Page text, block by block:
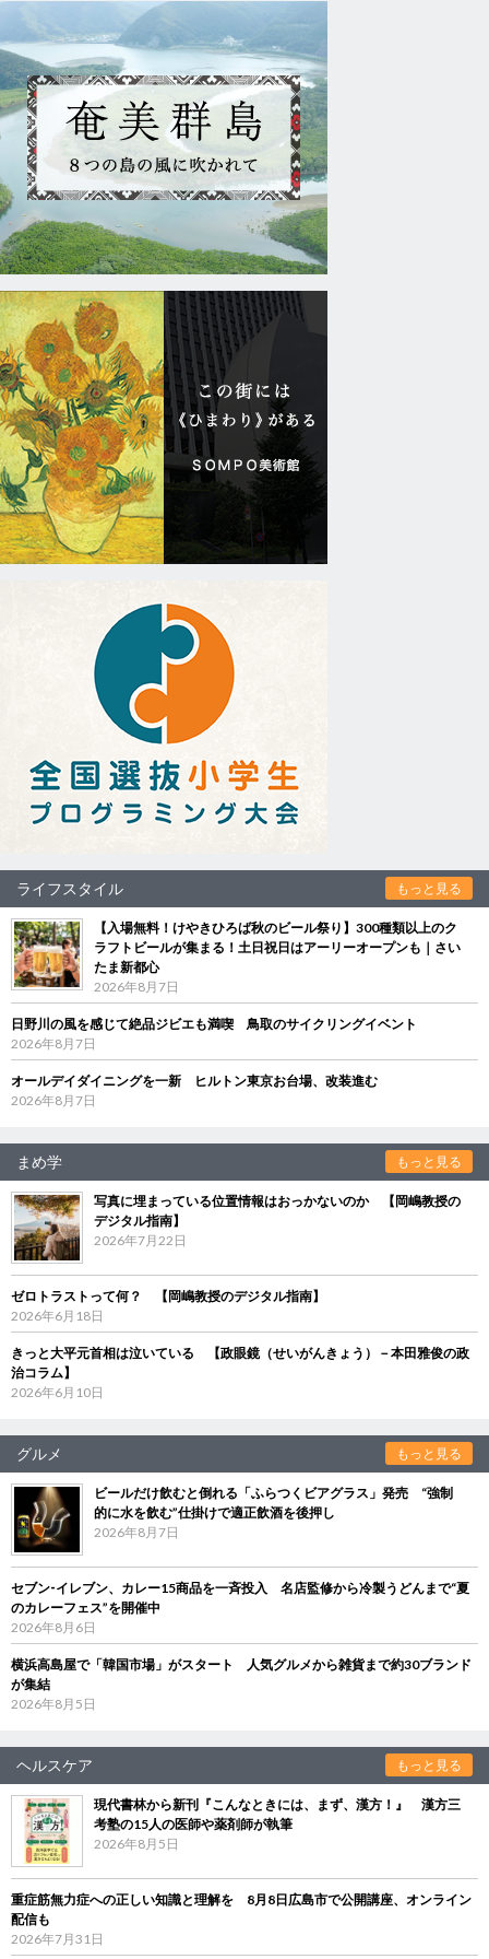
ライフスタイル もっと見る
【入場無料！けやきひろば秋のビール祭り】300種類以上のク
ラフトビールが集まる！土日祝日はアーリーオープンも｜さい
たま新都心
2026年8月7日
日野川の風を感じて絶品ジビエも満喫 鳥取のサイクリングイベント
2026年8月7日
オールデイダイニングを一新 ヒルトン東京お台場、改装進む
2026年8月7日
まめ学 もっと見る
写真に埋まっている位置情報はおっかないのか 【岡嶋教授の
デジタル指南】
2026年7月22日
ゼロトラストって何？ 【岡嶋教授のデジタル指南】
2026年6月18日
きっと大平元首相は泣いている 【政眼鏡（せいがんきょう）－本田雅俊の政
治コラム】
2026年6月10日
グルメ もっと見る
ビールだけ飲むと倒れる「ふらつくビアグラス」発売 “強制
的に水を飲む”仕掛けで適正飲酒を後押し
2026年8月7日
セブン‐イレブン、カレー15商品を一斉投入 名店監修から冷製うどんまで“夏
のカレーフェス”を開催中
2026年8月6日
横浜高島屋で「韓国市場」がスタート 人気グルメから雑貨まで約30ブランド
が集結
2026年8月5日
ヘルスケア もっと見る
現代書林から新刊『こんなときには、まず、漢方！』 漢方三
考塾の15人の医師や薬剤師が執筆
2026年8月5日
重症筋無力症への正しい知識と理解を 8月8日広島市で公開講座、オンライン
配信も
2026年7月31日